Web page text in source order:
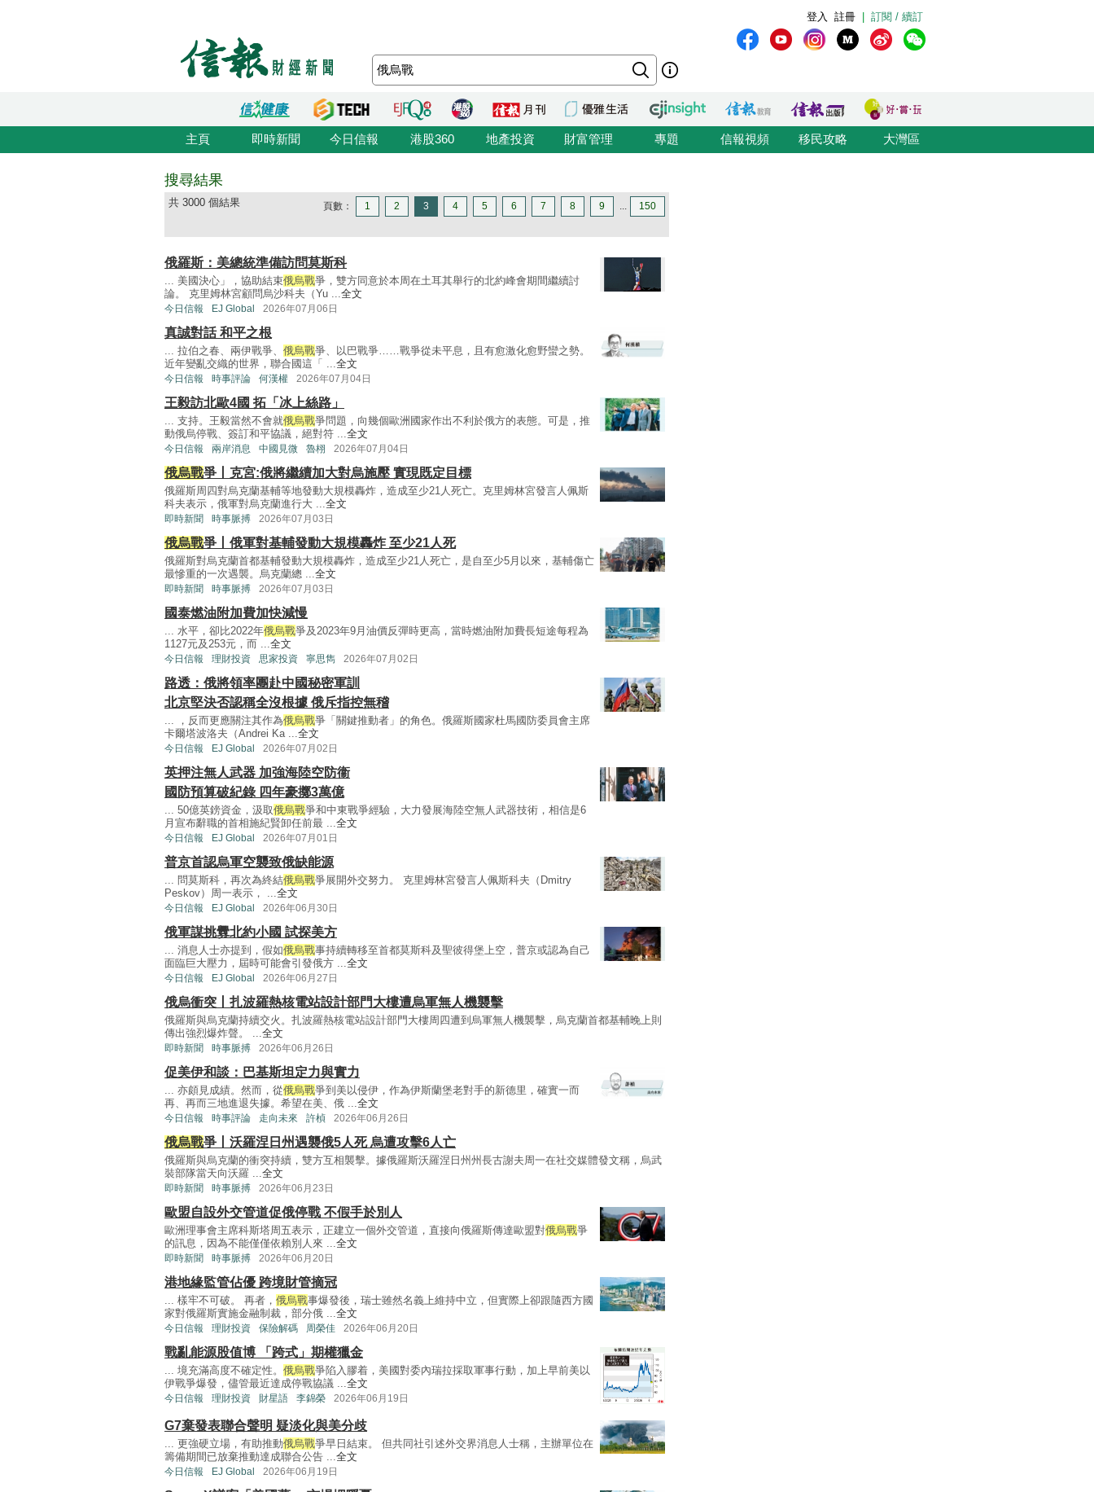
訂閱 / 續訂
註冊
登入
主頁 即時新聞 今日信報 港股360 地產投資 財富管理 專題 信報視頻 移民攻略 大灣區
搜尋結果
共 3000 個結果 頁數： 1 2 3 4 5 6 7 8 9 ... 150
俄羅斯：美總統準備訪問莫斯科
... 美國決心」，協助結束俄烏戰爭，雙方同意於本周在土耳其舉行的北約峰會期間繼續討
論。 克里姆林宮顧問烏沙科夫（Yu ...全文
今日信報 EJ Global 2026年07月06日
真誠對話 和平之根
... 拉伯之春、兩伊戰爭、 俄烏戰爭、以巴戰爭……戰爭從未平息，且有愈激化愈野蠻之勢。
近年變亂交織的世界，聯合國這「 ...全文
今日信報 時事評論 何漢權 2026年07月04日
王毅訪北歐4國 拓「冰上絲路」
... 支持。王毅當然不會就俄烏戰爭問題，向幾個歐洲國家作出不利於俄方的表態。可是，推
動俄烏停戰、簽訂和平協議，絕對符 ...全文
今日信報 兩岸消息 中國見微 魯栩 2026年07月04日
俄烏戰爭丨克宮:俄將繼續加大對烏施壓 實現既定目標
俄羅斯周四對烏克蘭基輔等地發動大規模轟炸，造成至少21人死亡。克里姆林宮發言人佩斯
科夫表示，俄軍對烏克蘭進行大 ...全文
即時新聞 時事脈搏 2026年07月03日
俄烏戰爭丨俄軍對基輔發動大規模轟炸 至少21人死
俄羅斯對烏克蘭首都基輔發動大規模轟炸，造成至少21人死亡，是自至少5月以來，基輔傷亡
最慘重的一次遇襲。烏克蘭總 ...全文
即時新聞 時事脈搏 2026年07月03日
國泰燃油附加費加快減慢
... 水平，卻比2022年俄烏戰爭及2023年9月油價反彈時更高，當時燃油附加費長短途每程為
1127元及253元，而 ...全文
今日信報 理財投資 思家投資 寧思雋 2026年07月02日
路透：俄將領率團赴中國秘密軍訓
北京堅決否認稱全沒根據 俄斥指控無稽
... ，反而更應關注其作為俄烏戰爭「關鍵推動者」的角色。俄羅斯國家杜馬國防委員會主席
卡爾塔波洛夫（Andrei Ka ...全文
今日信報 EJ Global 2026年07月02日
英押注無人武器 加強海陸空防衞
國防預算破紀錄 四年豪擲3萬億
... 50億英鎊資金，汲取俄烏戰爭和中東戰爭經驗，大力發展海陸空無人武器技術，相信是6
月宣布辭職的首相施紀賢卸任前最 ...全文
今日信報 EJ Global 2026年07月01日
普京首認烏軍空襲致俄缺能源
... 問莫斯科，再次為終結俄烏戰爭展開外交努力。 克里姆林宮發言人佩斯科夫（Dmitry
Peskov）周一表示， ...全文
今日信報 EJ Global 2026年06月30日
俄軍謀挑釁北約小國 試探美方
... 消息人士亦提到，假如俄烏戰事持續轉移至首都莫斯科及聖彼得堡上空，普京或認為自己
面臨巨大壓力，屆時可能會引發俄方 ...全文
今日信報 EJ Global 2026年06月27日
俄烏衝突丨扎波羅熱核電站設計部門大樓遭烏軍無人機襲擊
俄羅斯與烏克蘭持續交火。扎波羅熱核電站設計部門大樓周四遭到烏軍無人機襲擊，烏克蘭首都基輔晚上則
傳出強烈爆炸聲。 ...全文
即時新聞 時事脈搏 2026年06月26日
促美伊和談：巴基斯坦定力與實力
... 亦頗見成績。然而，從俄烏戰爭到美以侵伊，作為伊斯蘭堡老對手的新德里，確實一而
再、再而三地進退失據。希望在美、俄 ...全文
今日信報 時事評論 走向未來 許楨 2026年06月26日
俄烏戰爭丨沃羅涅日州遇襲俄5人死 烏遭攻擊6人亡
俄羅斯與烏克蘭的衝突持續，雙方互相襲擊。據俄羅斯沃羅涅日州州長古謝夫周一在社交媒體發文稱，烏武
裝部隊當天向沃羅 ...全文
即時新聞 時事脈搏 2026年06月23日
歐盟自設外交管道促俄停戰 不假手於別人
歐洲理事會主席科斯塔周五表示，正建立一個外交管道，直接向俄羅斯傳達歐盟對俄烏戰爭
的訊息，因為不能僅僅依賴別人來 ...全文
即時新聞 時事脈搏 2026年06月20日
港地緣監管佔優 跨境財管摘冠
... 樣牢不可破。 再者， 俄烏戰事爆發後，瑞士雖然名義上維持中立，但實際上卻跟隨西方國
家對俄羅斯實施金融制裁，部分俄 ...全文
今日信報 理財投資 保險解碼 周榮佳 2026年06月20日
戰亂能源股值博 「跨式」期權獵金
... 境充滿高度不確定性。 俄烏戰爭陷入膠着，美國對委內瑞拉採取軍事行動，加上早前美以
伊戰爭爆發，儘管最近達成停戰協議 ...全文
今日信報 理財投資 財星語 李錦榮 2026年06月19日
G7棄發表聯合聲明 疑淡化與美分歧
... 更強硬立場，有助推動俄烏戰爭早日結束。 但共同社引述外交界消息人士稱，主辦單位在
籌備期間已放棄推動達成聯合公告 ... 全文
今日信報 EJ Global 2026年06月19日